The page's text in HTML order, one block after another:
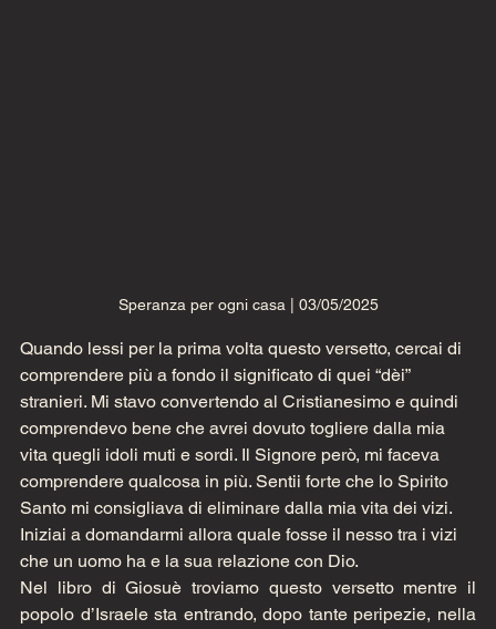
Speranza per ogni casa | 03/05/2025
Quando lessi per la prima volta questo versetto, cercai di
comprendere più a fondo il significato di quei “dèi”
stranieri. Mi stavo convertendo al Cristianesimo e quindi
comprendevo bene che avrei dovuto togliere dalla mia
vita quegli idoli muti e sordi. Il Signore però, mi faceva
comprendere qualcosa in più. Sentii forte che lo Spirito
Santo mi consigliava di eliminare dalla mia vita dei vizi.
Iniziai a domandarmi allora quale fosse il nesso tra i vizi
che un uomo ha e la sua relazione con Dio.
Nel libro di Giosuè troviamo questo versetto mentre il
popolo d’Israele sta entrando, dopo tante peripezie, nella